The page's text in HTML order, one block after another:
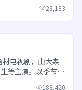
23,183
材电视剧，由大森
等主演。以季节更
188,420